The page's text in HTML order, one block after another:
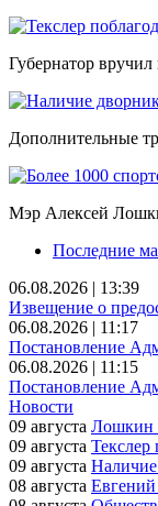
Губернатор
Дополнительные
Мэр Алексей
Последние
06.08.2026 | 13:39
Извещение о
06.08.2026 | 11:17
Постановление
06.08.2026 | 11:15
Постановление
Новости
09 августа Лошкин
09 августа Текслер
09 августа Наличие
08 августа